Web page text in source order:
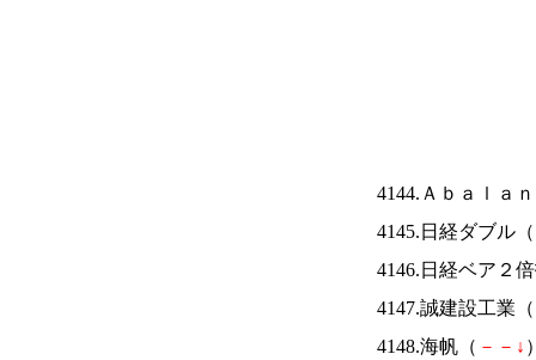
4144.Ａｂａｌａ
4145.日経ダブル（
4146.日経ベア２
4147.誠建設工業（
4148.海帆（ － － ↓